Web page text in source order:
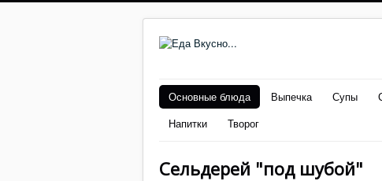
Основные блюда Выпечка Супы
Напитки
Творог
Сельдерей "под шубой"